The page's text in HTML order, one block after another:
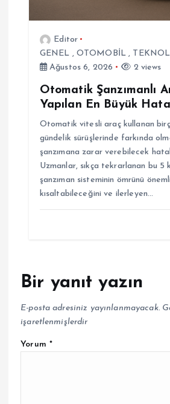
Editor
GENEL , OTOMOBİL ,
Ağustos 6, 2026
2 views
Otomatik Şanzımanlı
Yapılan En Büyük Hata
Otomatik vitesli araç kullanan
gündelik sürüşlerinde farkında
şanzımana zarar verebilecek
Uzmanlar, sıkça tekrarlanan bu 5
şanzıman sisteminin ömrünü
kısaltabileceğini ve ilerleyen…
Bir yanıt yazın
E-posta adresiniz yayınlanmayacak.
işaretlenmişlerdir
Yorum *